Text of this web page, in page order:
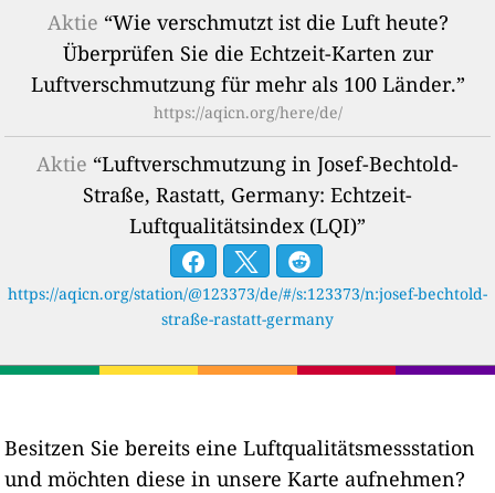
Aktie “Wie verschmutzt ist die Luft heute?
Überprüfen Sie die Echtzeit-Karten zur
Luftverschmutzung für mehr als 100 Länder.”
https://aqicn.org/here/de/
Aktie “Luftverschmutzung in Josef-Bechtold-
Straße, Rastatt, Germany: Echtzeit-
Luftqualitätsindex (LQI)”
https://aqicn.org/station/@123373/de/#/s:123373/n:josef-bechtold-
straße-rastatt-germany
Besitzen Sie bereits eine Luftqualitätsmessstation
und möchten diese in unsere Karte aufnehmen?